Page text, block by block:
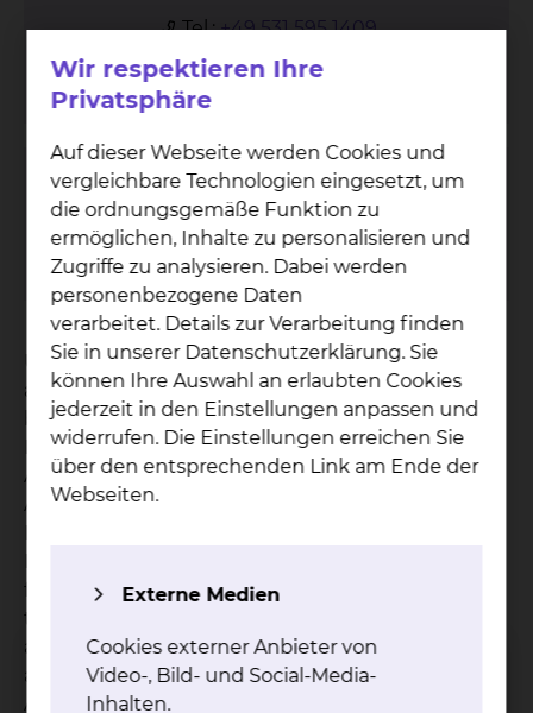
Tel.:+49 531 595 1409
Fax: +49 531 595 85 1409
Per E-Mail kontaktieren
Tho­mas Büch­ner
Tel.:+49 40 65 49 69 0
Per E-Mail kontaktieren
Um den Lebensstandard im Rentenalter
aufrechterhalten zu können, stellt eine zusätzliche
betriebliche Altersvorsorge für viele
Mitarbeiterinnen und Mitarbeiter eine sinnvolle
Alternative dar. Wir bieten als kommunaler
Arbeitgeber die VBL (Versorgungsanstalt des
für unsere Beschäftigten im Rahmen der
tarifrechtlich vorgesehenen Pflichtversicherung
an. Die Beiträge werden sowohl vom Arbeitgeber
als auch vom Arbeitnehmer getragen. Der
Arbeitgeber trägt dabei zur Zeit 5,49 % und der
Wir respektieren Ihre
Privatsphäre
Auf dieser Webseite werden Cookies und
vergleichbare Technologien eingesetzt, um
die ordnungsgemäße Funktion zu
ermöglichen, Inhalte zu personalisieren und
Zugriffe zu analysieren. Dabei werden
personenbezogene Daten
verarbeitet. Details zur Verarbeitung finden
Sie in unserer Datenschutzerklärung. Sie
können Ihre Auswahl an erlaubten Cookies
jederzeit in den Einstellungen anpassen und
widerrufen. Die Einstellungen erreichen Sie
über den entsprechenden Link am Ende der
Webseiten.
Externe Medien
Cookies externer Anbieter von
Video-, Bild- und Social-Media-
Inhalten.